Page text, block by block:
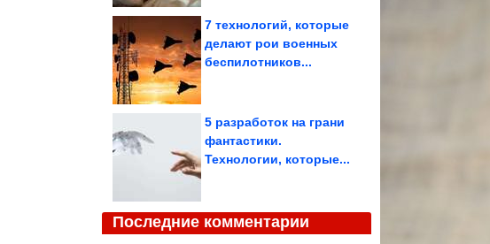
7 технологий, которые
делают рои военных
беспилотников...
5 разработок на грани
фантастики.
Технологии, которые...
Последние комментарии